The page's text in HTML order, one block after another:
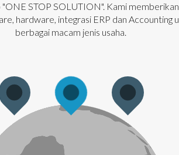
"ONE STOP SOLUTION". Kami
hardware, integrasi ERP dan Accounting
berbagai macam jenis usaha.